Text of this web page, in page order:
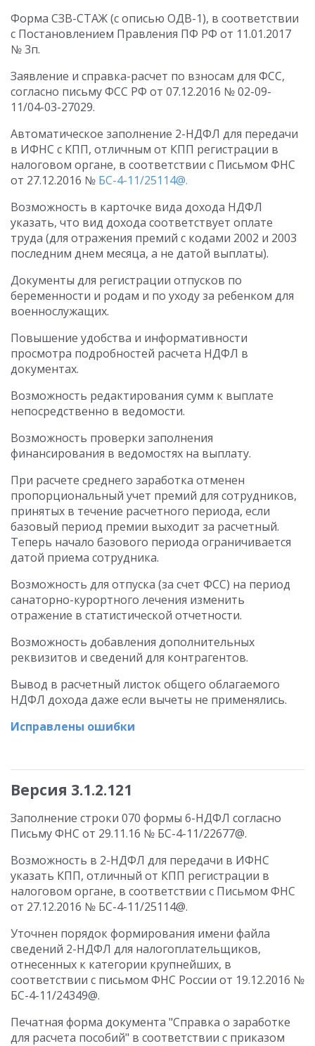
Форма СЗВ-СТАЖ (с описью ОДВ-1), в соответствии
с Постановлением Правления ПФ РФ от 11.01.2017
№ 3п.
Заявление и справка-расчет по взносам для ФСС,
согласно письму ФСС РФ от 07.12.2016 № 02-09-
11/04-03-27029.
Автоматическое заполнение 2-НДФЛ для передачи
в ИФНС с КПП, отличным от КПП регистрации в
налоговом органе, в соответствии с Письмом ФНС
от 27.12.2016 № БС-4-11/25114@.
Возможность в карточке вида дохода НДФЛ
указать, что вид дохода соответствует оплате
труда (для отражения премий с кодами 2002 и 2003
последним днем месяца, а не датой выплаты).
Документы для регистрации отпусков по
беременности и родам и по уходу за ребенком для
военнослужащих.
Повышение удобства и информативности
просмотра подробностей расчета НДФЛ в
документах.
Возможность редактирования сумм к выплате
непосредственно в ведомости.
Возможность проверки заполнения
финансирования в ведомостях на выплату.
При расчете среднего заработка отменен
пропорциональный учет премий для сотрудников,
принятых в течение расчетного периода, если
базовый период премии выходит за расчетный.
Теперь начало базового периода ограничивается
датой приема сотрудника.
Возможность для отпуска (за счет ФСС) на период
санаторно-курортного лечения изменить
отражение в статистической отчетности.
Возможность добавления дополнительных
реквизитов и сведений для контрагентов.
Вывод в расчетный листок общего облагаемого
НДФЛ дохода даже если вычеты не применялись.
Исправлены ошибки
Версия 3.1.2.121
Заполнение строки 070 формы 6-НДФЛ согласно
Письму ФНС от 29.11.16 № БС-4-11/22677@.
Возможность в 2-НДФЛ для передачи в ИФНС
указать КПП, отличный от КПП регистрации в
налоговом органе, в соответствии с Письмом ФНС
от 27.12.2016 № БС-4-11/25114@.
Уточнен порядок формирования имени файла
сведений 2-НДФЛ для налогоплательщиков,
отнесенных к категории крупнейших, в
соответствии с письмом ФНС России от 19.12.2016 №
БС-4-11/24349@.
Печатная форма документа "Справка о заработке
для расчета пособий" в соответствии с приказом